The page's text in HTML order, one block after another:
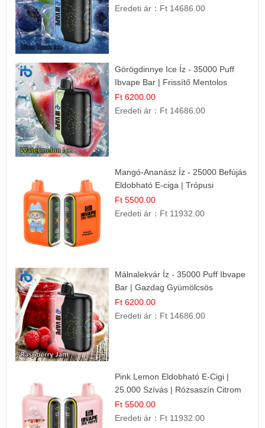
Eredeti ár： Ft 14686.00
Görögdinnye Ice Íz - 35000 Puff
Ibvape Bar | Frissítő Mentolos
Élmény!
Ft 6200.00
Eredeti ár： Ft 14686.00
Mangó-Ananász Íz - 25000 Befújás
Eldobható E-ciga | Trópusi
Gyümölcs Élmény!
Ft 5500.00
Eredeti ár： Ft 11932.00
Málnalekvár Íz - 35000 Puff Ibvape
Bar | Gazdag Gyümölcsös
Ízélmény!
Ft 6200.00
Eredeti ár： Ft 14686.00
Pink Lemon Eldobható E-Cigi |
25.000 Szívás | Rózsaszín Citrom
Íz
Ft 5500.00
Eredeti ár： Ft 11932.00